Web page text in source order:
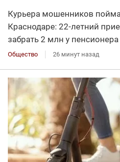
Курьера мошенников
Краснодаре: 22-летний
забрать 2 млн у пенсионера
Общество 26 минут назад